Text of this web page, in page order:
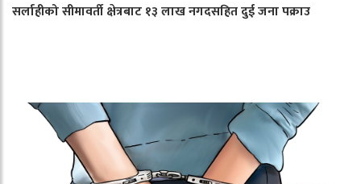
सर्लाहीको सीमावर्ती क्षेत्रबाट १३ लाख नगदसहित दुई जना पक्राउ